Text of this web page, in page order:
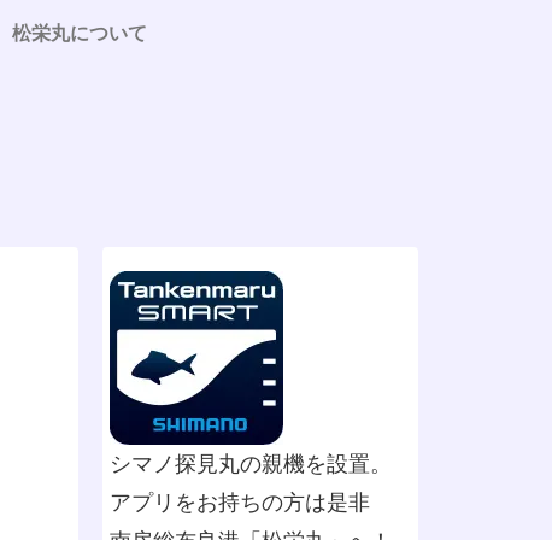
松栄丸について
シマノ探見丸の親機を設置。
アプリをお持ちの方は是非